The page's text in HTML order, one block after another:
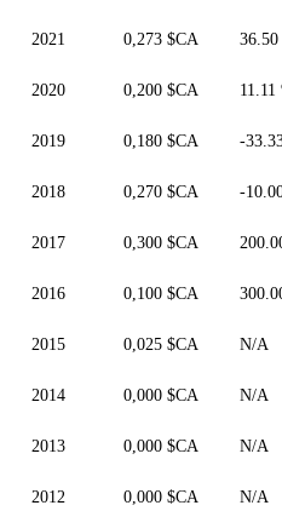
2021 0,273 $CA
2020 0,200 $CA 11.11
2019 0,180 $CA -
2018 0,270 $CA -
2017 0,300 $CA
2016 0,100 $CA
2015 0,025 $CA N/A
2014 0,000 $CA N/A
2013 0,000 $CA N/A
2012 0,000 $CA N/A